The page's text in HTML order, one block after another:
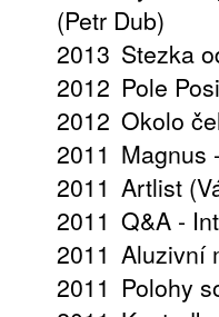
(Petr Dub)
2013 Stezka
2012 Pole
2012 Okolo
2011 Magnus
2011 Artlist
2011 Q&A -
2011 Aluzivní
2011 Polohy